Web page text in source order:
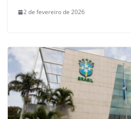
2 de fevereiro de 2026